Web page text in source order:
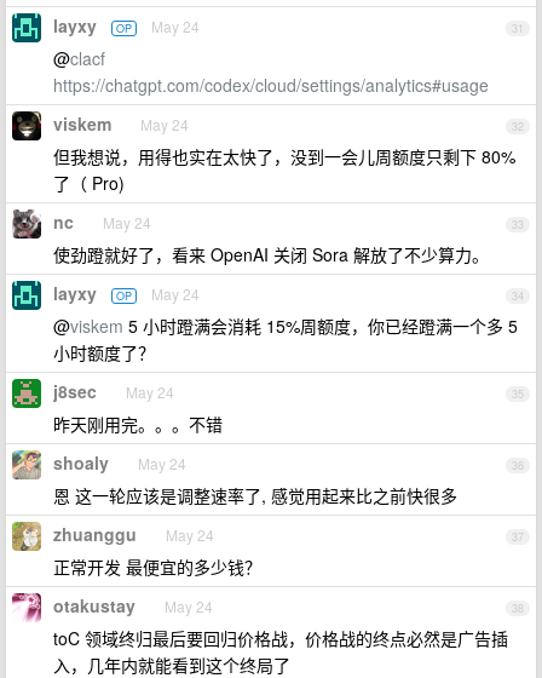
31
layxy OP May 24
@clacf
https://chatgpt.com/codex/cloud/settings/analytics#usage
32
viskem May 24
但我想说，用得也实在太快了，没到一会儿周额度只剩下 80%
了（ Pro)
33
nc May 24
使劲蹬就好了，看来 OpenAI 关闭 Sora 解放了不少算力。
34
layxy OP May 24
@viskem 5 小时蹬满会消耗 15%周额度，你已经蹬满一个多 5
小时额度了？
35
j8sec May 24
昨天刚用完。。。不错
36
shoaly May 24
恩 这一轮应该是调整速率了, 感觉用起来比之前快很多
37
zhuanggu May 24
正常开发 最便宜的多少钱？
38
otakustay May 24
toC 领域终归最后要回归价格战，价格战的终点必然是广告插
入，几年内就能看到这个终局了